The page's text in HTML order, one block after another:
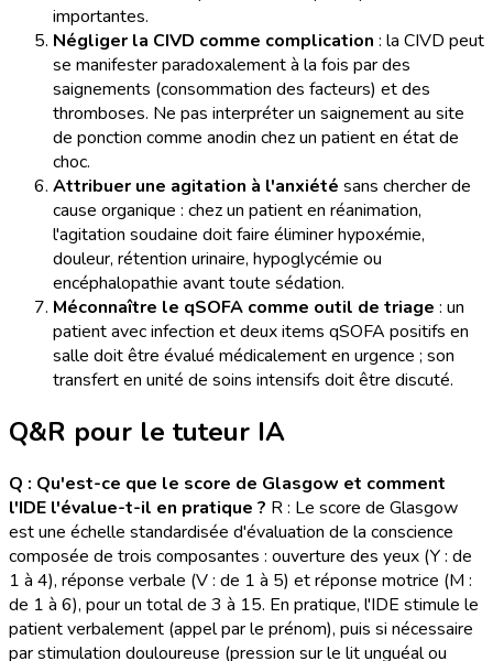
importantes.
Négliger la CIVD comme complication : la CIVD peut
se manifester paradoxalement à la fois par des
saignements (consommation des facteurs) et des
thromboses. Ne pas interpréter un saignement au site
de ponction comme anodin chez un patient en état de
choc.
Attribuer une agitation à l'anxiété sans chercher de
cause organique : chez un patient en réanimation,
l'agitation soudaine doit faire éliminer hypoxémie,
douleur, rétention urinaire, hypoglycémie ou
encéphalopathie avant toute sédation.
Méconnaître le qSOFA comme outil de triage : un
patient avec infection et deux items qSOFA positifs en
salle doit être évalué médicalement en urgence ; son
transfert en unité de soins intensifs doit être discuté.
Q&R pour le tuteur IA
Q : Qu'est-ce que le score de Glasgow et comment
l'IDE l'évalue-t-il en pratique ? R : Le score de Glasgow
est une échelle standardisée d'évaluation de la conscience
composée de trois composantes : ouverture des yeux (Y : de
1 à 4), réponse verbale (V : de 1 à 5) et réponse motrice (M :
de 1 à 6), pour un total de 3 à 15. En pratique, l'IDE stimule le
patient verbalement (appel par le prénom), puis si nécessaire
par stimulation douloureuse (pression sur le lit unguéal ou